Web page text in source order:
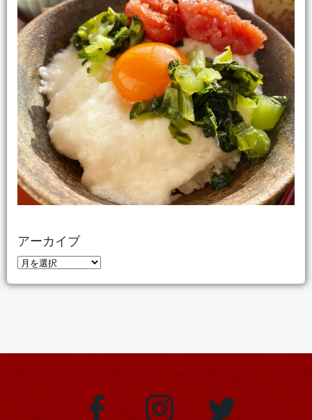
アーカイブ
ア